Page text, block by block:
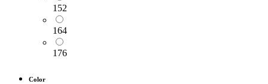
152
164
176
Color